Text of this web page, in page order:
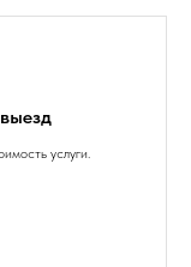
услуги.